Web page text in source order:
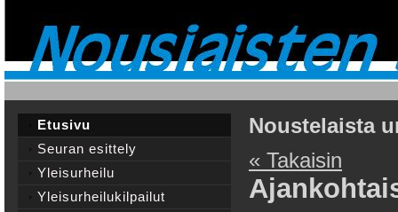
Noustelaista
« Takaisin
Etusivu
Seuran esittely
Yleisurheilu
Yleisurheilukilpailut